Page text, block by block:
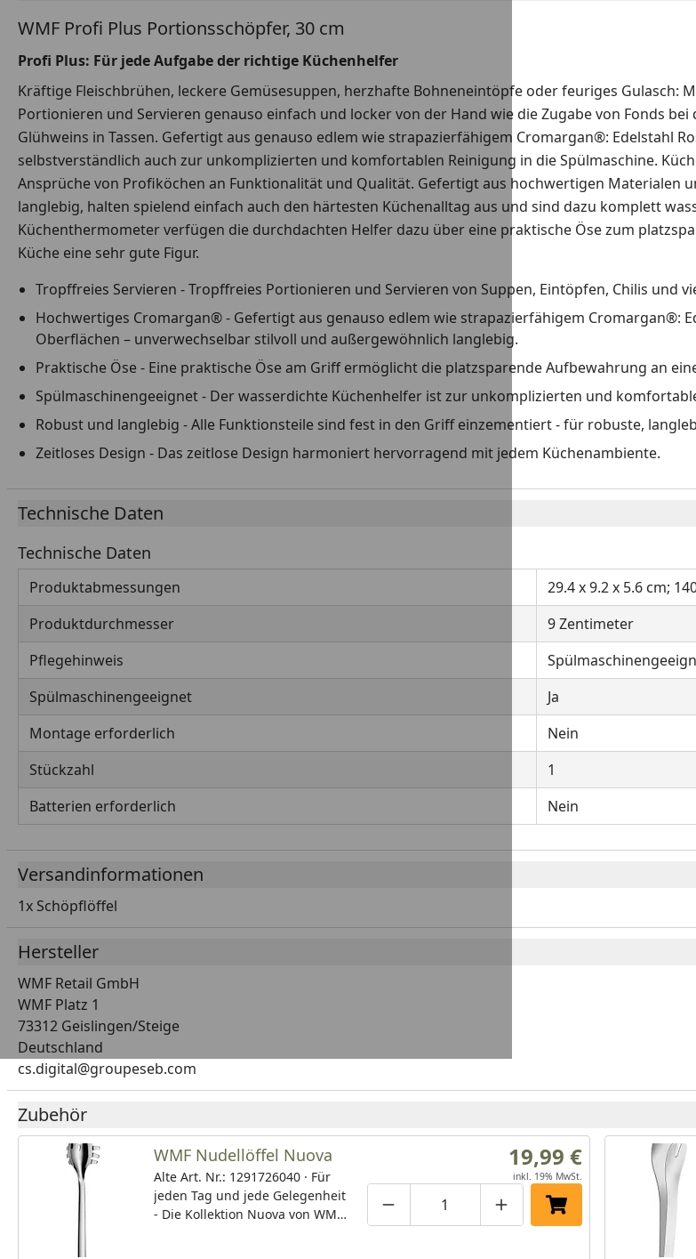
WMF Profi Plus Portionsschöpfer, 30 cm
Profi Plus: Für jede Aufgabe der richtige Küchenhelfer
Kräftige Fleischbrühen, leckere Gemüsesuppen, herzhafte Bohneneintöpfe oder feuriges Gulasch:
Portionieren und Servieren genauso einfach und locker von der Hand wie die Zugabe von Fonds
Glühweins in Tassen. Gefertigt aus genauso edlem wie strapazierfähigem Cromargan®: Edelstahl
selbstverständlich auch zur unkomplizierten und komfortablen Reinigung in die Spülmaschine.
Ansprüche von Profiköchen an Funktionalität und Qualität. Gefertigt aus hochwertigen Materialen
langlebig, halten spielend einfach auch den härtesten Küchenalltag aus und sind dazu komplett
Küchenthermometer verfügen die durchdachten Helfer dazu über eine praktische Öse zum
Küche eine sehr gute Figur.
Tropffreies Servieren - Tropffreies Portionieren und Servieren von Suppen, Eintöpfen, Chilis und
Hochwertiges Cromargan® - Gefertigt aus genauso edlem wie strapazierfähigem Cromargan®:
Oberflächen – unverwechselbar stilvoll und außergewöhnlich langlebig.
Praktische Öse - Eine praktische Öse am Griff ermöglicht die platzsparende Aufbewahrung an
Spülmaschinengeeignet - Der wasserdichte Küchenhelfer ist zur unkomplizierten und
Robust und langlebig - Alle Funktionsteile sind fest in den Griff einzementiert - für robuste,
Zeitloses Design - Das zeitlose Design harmoniert hervorragend mit jedem Küchenambiente.
Technische Daten
Technische Daten
Produktabmessungen
29.4 x 9.2 x 5.6 cm;
Produktdurchmesser
9 Zentimeter
Pflegehinweis
Spülmaschinengeeignet
Ja
Montage erforderlich
Nein
Stückzahl
1
Batterien erforderlich
Nein
Versandinformationen
1x Schöpflöffel
Hersteller
WMF Retail GmbH
WMF Platz 1
73312 Geislingen/Steige
Deutschland
cs.digital@groupeseb.com
Zubehör
WMF Nudellöffel Nuova
Alte Art. Nr.: 1291726040 · Für
jeden Tag und jede Gelegenheit
- Die Kollektion Nuova von WMF
Produktmenge um eins verringern
Produktmenge manuell eingeben
Produktmenge um eins
In den
19,99 €
inkl. 19% MwSt.